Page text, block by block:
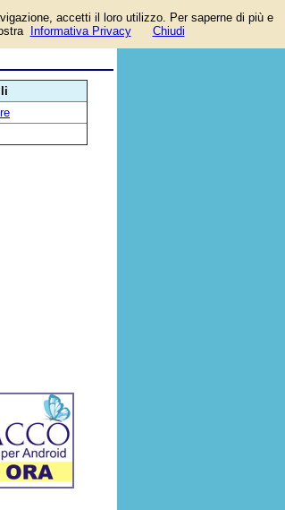
accetti il loro utilizzo. Per saperne di più e
Informativa Privacy Chiudi